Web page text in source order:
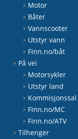
Motor
Båter
Vannscooter
Utstyr vann
Finn.no/båt
På vei
Motorsykler
Utstyr land
Kommisjonssal
Finn.no/MC
Finn.no/ATV
Tilhenger